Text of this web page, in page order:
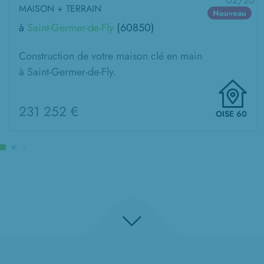
Nouveau
MAISON + TERRAIN
à Saint-Germer-de-Fly (60850)
Construction de votre maison clé en main
à Saint-Germer-de-Fly.
231 252 € OISE 60